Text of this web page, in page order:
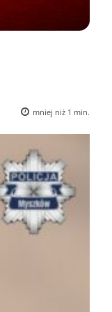
mniej niż 1 min.